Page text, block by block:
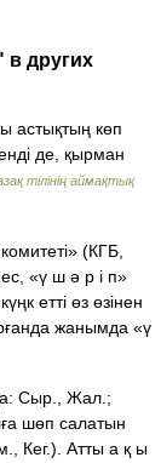
других
көп
де, қырман
тілінің аймақтық
(КГБ,
«ү ш ә р і п»
етті өз өзінен
жанымда «ү
Сыр., Жал.;
шөп салатын
Кег.). Атты а қ ы